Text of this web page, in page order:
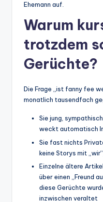
Ehemann auf.
Warum
trotzdem
Gerüchte?
Die Frage „ist fanny fee
monatlich tausendfach
Sie jung,
weckt automatisch
Sie fast nichts
keine Storys mit
Einzelne ältere
über einen „Freund
diese Gerüchte
inzwischen veraltet